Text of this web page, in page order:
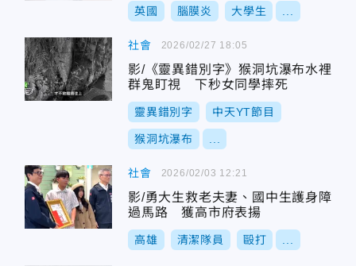
英國 腦膜炎 大學生
社會
影/《靈異錯別字》猴洞坑瀑布水裡
群鬼盯視 下秒女同學摔死
靈異錯別字 中天YT節目
猴洞坑瀑布
2026/02/27 18:05
社會
影/勇大生救老夫妻、國中生護身障
過馬路 獲高市府表揚
高雄 清潔隊員 毆打
2026/02/03 12:21